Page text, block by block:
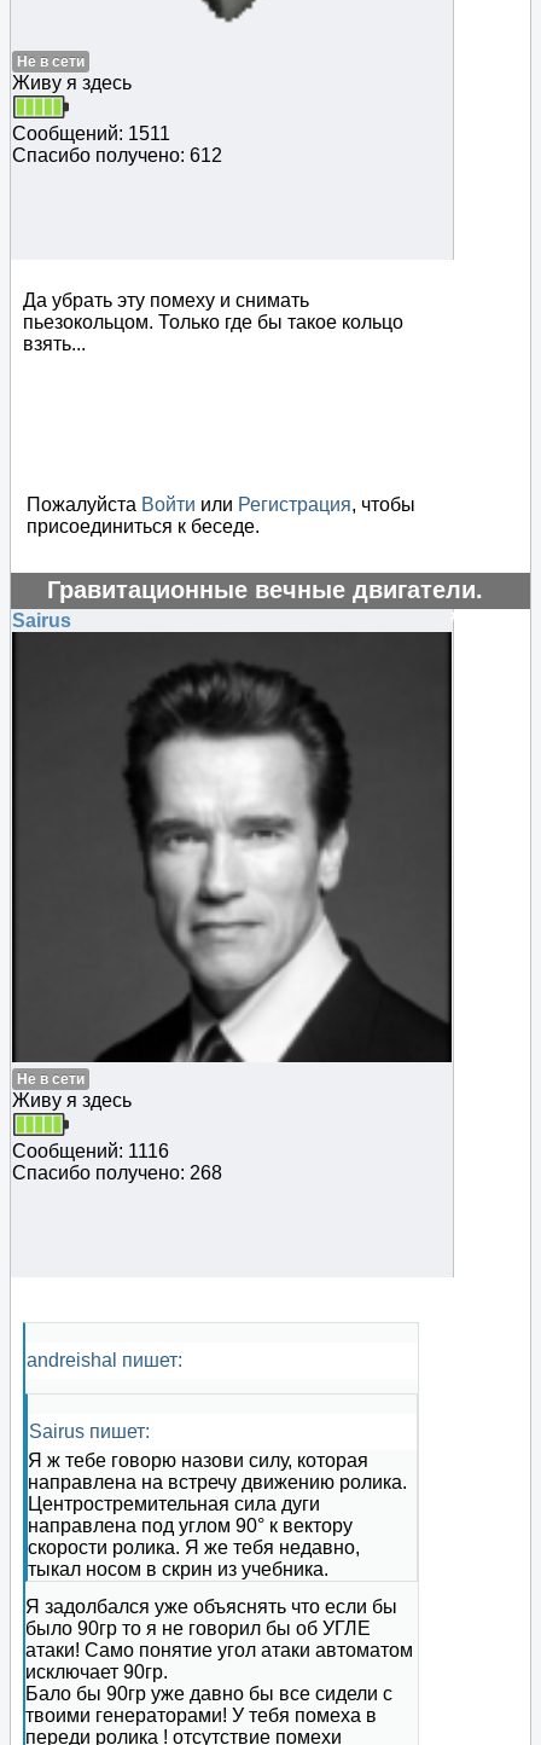
Не в сети
Живу я здесь
Сообщений: 1511
Спасибо получено: 612
Да убрать эту помеху и снимать
пьезокольцом. Только где бы такое кольцо
взять...
Пожалуйста Войти или Регистрация, чтобы
присоединиться к беседе.
Гравитационные вечные двигатели.
#124447
Sairus
Не в сети
Живу я здесь
Сообщений: 1116
Спасибо получено: 268
andreishal пишет:
Sairus пишет:
Я ж тебе говорю назови силу, которая
направлена на встречу движению ролика.
Центростремительная сила дуги
направлена под углом 90° к вектору
скорости ролика. Я же тебя недавно,
тыкал носом в скрин из учебника.
Я задолбался уже объяснять что если бы
было 90гр то я не говорил бы об УГЛЕ
атаки! Само понятие угол атаки автоматом
исключает 90гр.
Бало бы 90гр уже давно бы все сидели с
твоими генераторами! У тебя помеха в
переди ролика ! отсутствие помехи